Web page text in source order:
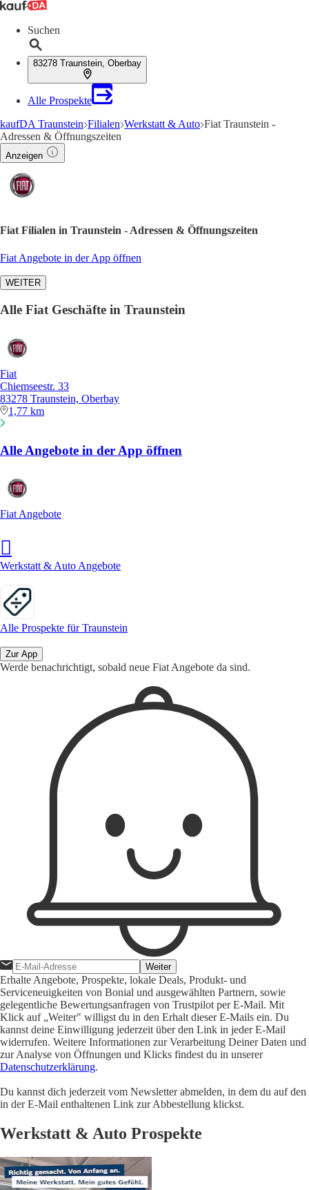
Suchen
83278 Traunstein, Oberbay
Alle Prospekte
kaufDA Traunstein Filialen Werkstatt & Auto Fiat Traunstein -
Adressen & Öffnungszeiten
Anzeigen
Fiat Filialen in Traunstein - Adressen & Öffnungszeiten
Fiat Angebote in der App öffnen
WEITER
Alle Fiat Geschäfte in Traunstein
Fiat
Chiemseestr. 33
83278 Traunstein, Oberbay
1,77 km
Alle Angebote in der App öffnen
Fiat Angebote
Werkstatt & Auto Angebote
Alle Prospekte für Traunstein
Zur App
Werde benachrichtigt, sobald neue Fiat Angebote da sind.
Weiter
Erhalte Angebote, Prospekte, lokale Deals, Produkt- und
Serviceneuigkeiten von Bonial und ausgewählten Partnern, sowie
gelegentliche Bewertungsanfragen von Trustpilot per E-Mail. Mit
Klick auf „Weiter" willigst du in den Erhalt dieser E-Mails ein. Du
kannst deine Einwilligung jederzeit über den Link in jeder E-Mail
widerrufen. Weitere Informationen zur Verarbeitung Deiner Daten und
zur Analyse von Öffnungen und Klicks findest du in unserer
Datenschutzerklärung.
Du kannst dich jederzeit vom Newsletter abmelden, in dem du auf den
in der E-Mail enthaltenen Link zur Abbestellung klickst.
Werkstatt & Auto Prospekte